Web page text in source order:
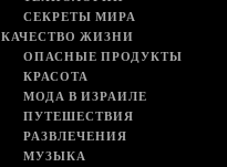
СЕКРЕТЫ МИРА
КАЧЕСТВО ЖИЗНИ
ОПАСНЫЕ ПРОДУКТЫ
КРАСОТА
МОДА В ИЗРАИЛЕ
ПУТЕШЕСТВИЯ
РАЗВЛЕЧЕНИЯ
МУЗЫКА